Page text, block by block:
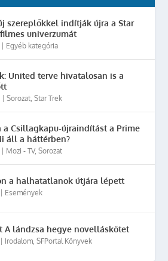
szereplőkkel indítják újra a Star
univerzumát
Egyéb kategória
United terve hivatalosan is a
|Sorozat,Star Trek
a Csillagkapu-újraindítást a Prime
áll a háttérben?
Mozi - TV,Sorozat
a halhatatlanok útjára lépett
Események
A lándzsa hegye novelláskötet
Irodalom,SFPortal Könyvek